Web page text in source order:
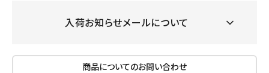
入荷お知らせメールについて
商品についてのお問い合わせ